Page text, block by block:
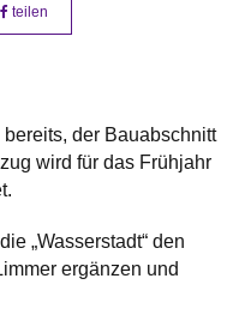
teilen
der Bauabschnitt
wird für das Frühjahr
„Wasserstadt“ den
ergänzen und